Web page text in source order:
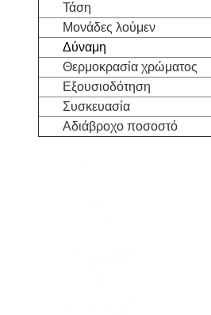
Τάση
Μονάδες λούμεν
Δύναμη
Θερμοκρασία χρώματος
Εξουσιοδότηση
Συσκευασία
Αδιάβροχο ποσοστό